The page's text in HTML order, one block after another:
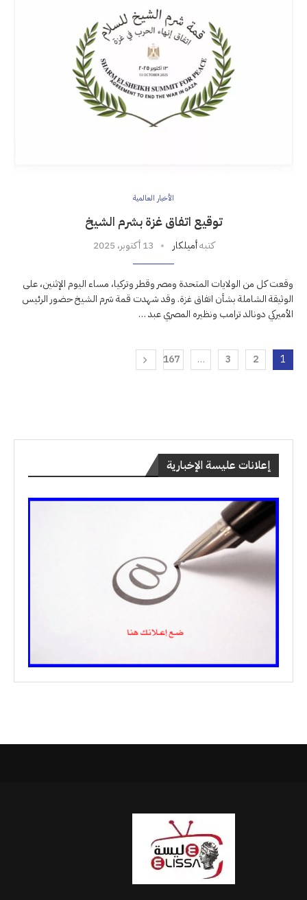
الأخبار العالمية
توقيع اتفاق غزة بشرم الشيخ
كتبهأميلكار 13 أكتوبر، 2025
وقعت كل من الولايات المتحدة ومصر وقطر وتركيا، مساء اليوم الإثنين، على
الوثيقة الشاملة بشأن اتفاق غزة. وقد شهدت قمة شرم الشيخ حضور الرئيس
الأميركي دونالد ترامب ونظيره المصري عبد …
1
2
3
…
167
إعلانات عليسة الإخبارية